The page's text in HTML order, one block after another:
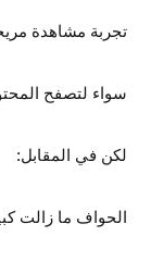
تجربة مشاهدة
سواء لتصفح
لكن في المقابل:
الحواف ما زالت